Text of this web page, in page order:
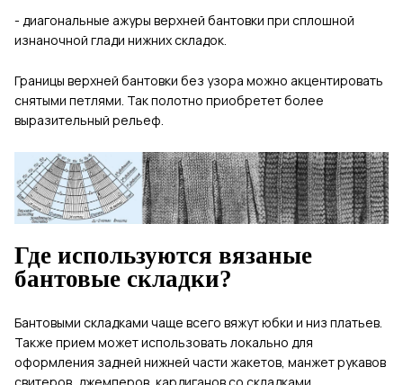
- диагональные ажуры верхней бантовки при сплошной
изнаночной глади нижних складок.
Границы верхней бантовки без узора можно акцентировать
снятыми петлями. Так полотно приобретет более
выразительный рельеф.
Где используются вязаные
бантовые складки?
Бантовыми складками чаще всего вяжут юбки и низ платьев.
Также прием может использовать локально для
оформления задней нижней части жакетов, манжет рукавов